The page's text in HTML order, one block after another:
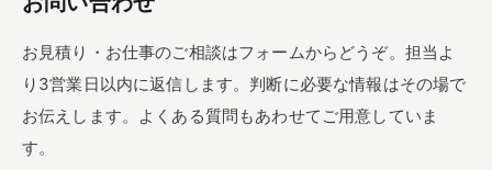
お見積り・お仕事のご相談はフォームからどうぞ。担当よ
り3営業日以内に返信します。判断に必要な情報はその場で
お伝えします。よくある質問もあわせてご用意していま
す。